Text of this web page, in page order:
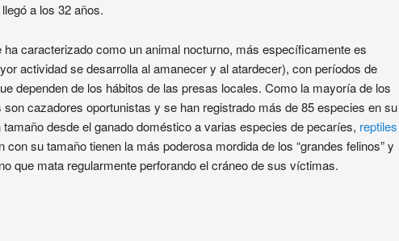
a los 32 años.
ha caracterizado como un animal nocturno, más específicamente es
actividad se desarrolla al amanecer y al atardecer), con períodos de
dependen de los hábitos de las presas locales. Como la mayoría de los
son cazadores oportunistas y se han registrado más de 85 especies en su
desde el ganado doméstico a varias especies de pecaríes, reptiles
con su tamaño tienen la más poderosa mordida de los “grandes felinos” y
que mata regularmente perforando el cráneo de sus víctimas.